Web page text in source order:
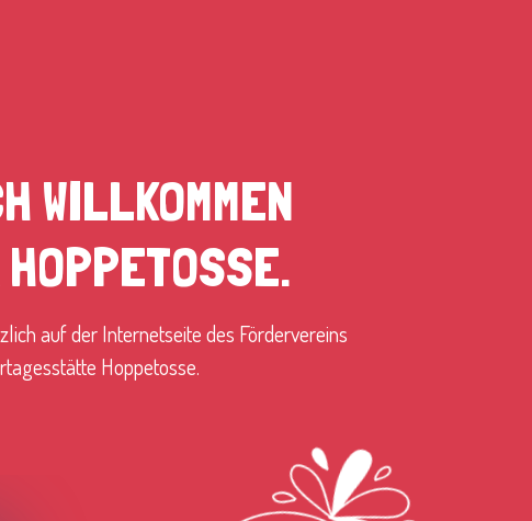
WILLKOMMEN
auf der Internetseite des Fördervereins
Hoppetosse.